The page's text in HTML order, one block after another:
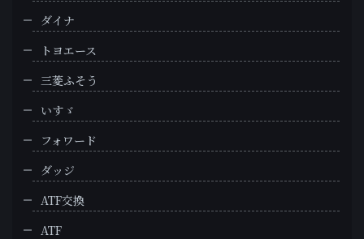
ダイナ
トヨエース
三菱ふそう
いすゞ
フォワード
ダッジ
ATF交換
ATF